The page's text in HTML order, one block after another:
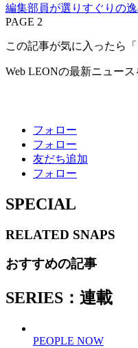
編集部員が選りすぐりの
PAGE 2
この記事が気に入ったら
Web LEONの最新ニュース
フォロー
フォロー
友だち追加
フォロー
SPECIAL
RELATED SNAPS
おすすめの記事
SERIES：連載
PEOPLE NOW